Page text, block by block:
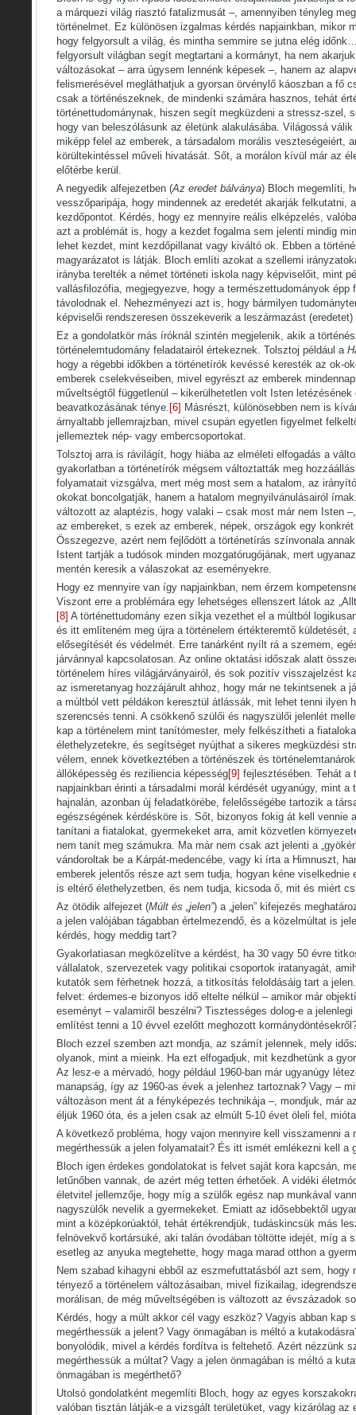
a márquezi világ riasztó fatalizmusát –, amennyiben tényleg
történelmet. Ez különösen izgalmas kérdés napjainkban, mikor
hogy felgyorsult a világ, és mintha semmire se jutna elég
felgyorsult világban segít megtartani a kormányt, ha nem akarjuk
változásokat – arra úgysem lennénk képesek –, hanem az
felismerésével megláthatjuk a gyorsan örvénylő káoszban a fő
csak a történészeknek, de mindenki számára hasznos, tehát
történettudománynak, hiszen segít megküzdeni a stressz-szel,
hogy van beleszólásunk az életünk alakulásába. Világossá
miképp felel az emberek, a társadalom morális veszteségeiért,
körültekintéssel műveli hivatását. Sőt, a morálon kívül már az
előtérbe kerül.
A negyedik alfejezetben (Az eredet bálványa) Bloch megemlíti,
vesszőparipája, hogy mindennek az eredetét akarják felkutatni,
kezdőpontot. Kérdés, hogy ez mennyire reális elképzelés,
azt a problémát is, hogy a kezdet fogalma sem jelenti mindig
lehet kezdet, mint kezdőpillanat vagy kiváltó ok. Ebben a
magyarázatot is látják. Bloch említi azokat a szellemi
irányba terelték a német történeti iskola nagy képviselőit, mint
vallásfilozófia, megjegyezve, hogy a természettudományok épp
távolodnak el. Nehezményezi azt is, hogy bármilyen
képviselői rendszeresen összekeverik a leszármazást
Ez a gondolatkör más íróknál szintén megjelenik, akik a
történelemtudomány feladatairól értekeznek. Tolsztoj például a
hogy a régebbi időkben a történetírók kevéssé keresték az ok-
emberek cselekvéseiben, mivel egyrészt az emberek
műveltségtől függetlenül – kikerülhetetlen volt Isten
beavatkozásának ténye. [6] Másrészt, különösebben nem is
árnyaltabb jellemrajzban, mivel csupán egyetlen figyelmet
jellemeztek nép- vagy embercsoportokat.
Tolsztoj arra is rávilágít, hogy hiába az elméleti elfogadás a
gyakorlatban a történetírók mégsem változtatták meg
folyamatait vizsgálva, mert még most sem a hatalom, az
okokat boncolgatják, hanem a hatalom megnyilvánulásairól
változott az alaptézis, hogy valaki – csak most már nem Isten
az embereket, s ezek az emberek, népek, országok egy
Összegezve, azért nem fejlődött a történetírás színvonala
Istent tartják a tudósok minden mozgatórugójának, mert
mentén keresik a válaszokat az eseményekre.
Hogy ez mennyire van így napjainkban, nem érzem
Viszont erre a problémára egy lehetséges ellenszert látok az
[8] A történettudomány ezen síkja vezethet el a múltból
és itt említeném meg újra a történelem értékteremtő küldetését,
elősegítését és védelmét. Erre tanárként nyílt rá a szemem,
járvánnyal kapcsolatosan. Az online oktatási időszak alatt
történelem híres világjárványairól, és sok pozitív visszajelzést
az ismeretanyag hozzájárult ahhoz, hogy már ne tekintsenek a
a múltból vett példákon keresztül átlássák, mit lehet tenni ilyen
szerencsés tenni. A csökkenő szülői és nagyszülői jelenlét
kap a történelem mint tanítómester, mely felkészítheti a
élethelyzetekre, és segítséget nyújthat a sikeres megküzdési
vélem, ennek következtében a történészek és
állóképesség és reziliencia képesség[9] fejlesztésében. Tehát a
napjainkban érinti a társadalmi morál kérdését ugyanúgy, mint a
hajnalán, azonban új feladatkörébe, felelősségébe tartozik a
egészségének kérdésköre is. Sőt, bizonyos fokig át kell vennie
tanítani a fiatalokat, gyermekeket arra, amit közvetlen
nem tanít meg számukra. Ma már nem csak azt jelenti a
vándoroltak be a Kárpát-medencébe, vagy ki írta a Himnuszt,
emberek jelentős része azt sem tudja, hogyan kéne viselkednie
is eltérő élethelyzetben, és nem tudja, kicsoda ő, mit és miért
Az ötödik alfejezet (Múlt és „jelen”) a „jelen” kifejezés
a jelen valójában tágabban értelmezendő, és a közelmúltat is
kérdés, hogy meddig tart?
Gyakorlatiasan megközelítve a kérdést, ha 30 vagy 50 évre
vállalatok, szervezetek vagy politikai csoportok iratanyagát,
kutatók sem férhetnek hozzá, a titkosítás feloldásáig tart a
felvet: érdemes-e bizonyos idő eltelte nélkül – amikor már
eseményt – valamiről beszélni? Tisztességes dolog-e a
említést tenni a 10 évvel ezelőtt meghozott
Bloch ezzel szemben azt mondja, az számít jelennek, mely
olyanok, mint a mieink. Ha ezt elfogadjuk, mit kezdhetünk a
Az lesz-e a mérvadó, hogy például 1960-ban már ugyanúgy
manapság, így az 1960-as évek a jelenhez tartoznak? Vagy –
változáson ment át a fényképezés technikája –, mondjuk, már
éljük 1960 óta, és a jelen csak az elmúlt 5-10 évet öleli fel,
A következő probléma, hogy vajon mennyire kell visszamenni a
megérthessük a jelen folyamatait? És itt ismét emlékezni kell a
Bloch igen érdekes gondolatokat is felvet saját kora kapcsán,
letűnőben vannak, de azért még tetten érhetőek. A vidéki
életvitel jellemzője, hogy míg a szülők egész nap munkával
nagyszülők nevelik a gyermekeket. Emiatt az idősebbektől
mint a középkorúaktól, tehát értékrendjük, tudáskincsük más
felnövekvő kortársuké, aki talán óvodában töltötte idejét, míg a
esetleg az anyuka megtehette, hogy maga marad otthon a
Nem szabad kihagyni ebből az eszmefuttatásból azt sem, hogy
tényező a történelem változásaiban, mivel fizikailag,
morálisan, de még műveltségében is változott az évszázadok
Kérdés, hogy a múlt akkor cél vagy eszköz? Vagyis abban kap
megérthessük a jelent? Vagy önmagában is méltó a
bonyolódik, mivel a kérdés fordítva is feltehető. Azért nézzünk
megérthessük a múltat? Vagy a jelen önmagában is méltó a
önmagában is megérthető?
Utolsó gondolatként megemlíti Bloch, hogy az egyes
valóban tisztán látják-e a vizsgált területüket, vagy kizárólag az